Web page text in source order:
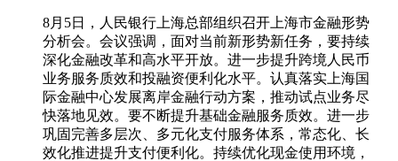
8月5日，人民银行上海总部组织召开上海市金融形势
分析会。会议强调，面对当前新形势新任务，要持续
深化金融改革和高水平开放。进一步提升跨境人民币
业务服务质效和投融资便利化水平。认真落实上海国
际金融中心发展离岸金融行动方案，推动试点业务尽
快落地见效。要不断提升基础金融服务质效。进一步
巩固完善多层次、多元化支付服务体系，常态化、长
效化推进提升支付便利化。持续优化现金使用环境，